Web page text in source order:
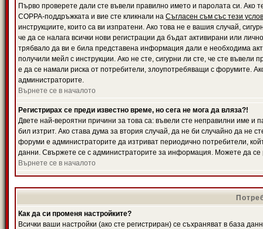
Първо проверете дали сте въвели правилно името и паролата си. Ако
COPPA-поддръжката и вие сте кликнали на Съгласен съм със тези
инструкциите, които са ви изпратени. Ако това не е вашия случай,
че да се налага всички нови регистрации да бъдат активирани или
трябвало да ви е била представена информация дали е необходима
получили мейл с инструкции. Ако не сте, сигурни ли сте, че сте
е да се намали риска от потребители, злоупотребяващи с форумите.
администраторите.
Върнете се в началото
Регистрирах се преди известно време, но сега не мога да вляза?!
Двете най-вероятни причини за това са: въвели сте неправилни име и
бил изтрит. Ако става дума за втория случай, да не би случайно да
форуми е администраторите да изтриват периодично потребители,
данни. Свържете се с администраторите за информация. Можете да се
Върнете се в началото
Как да си променя настройките?
Всички ваши настройки (ако сте регистриран) се съхраняват в база